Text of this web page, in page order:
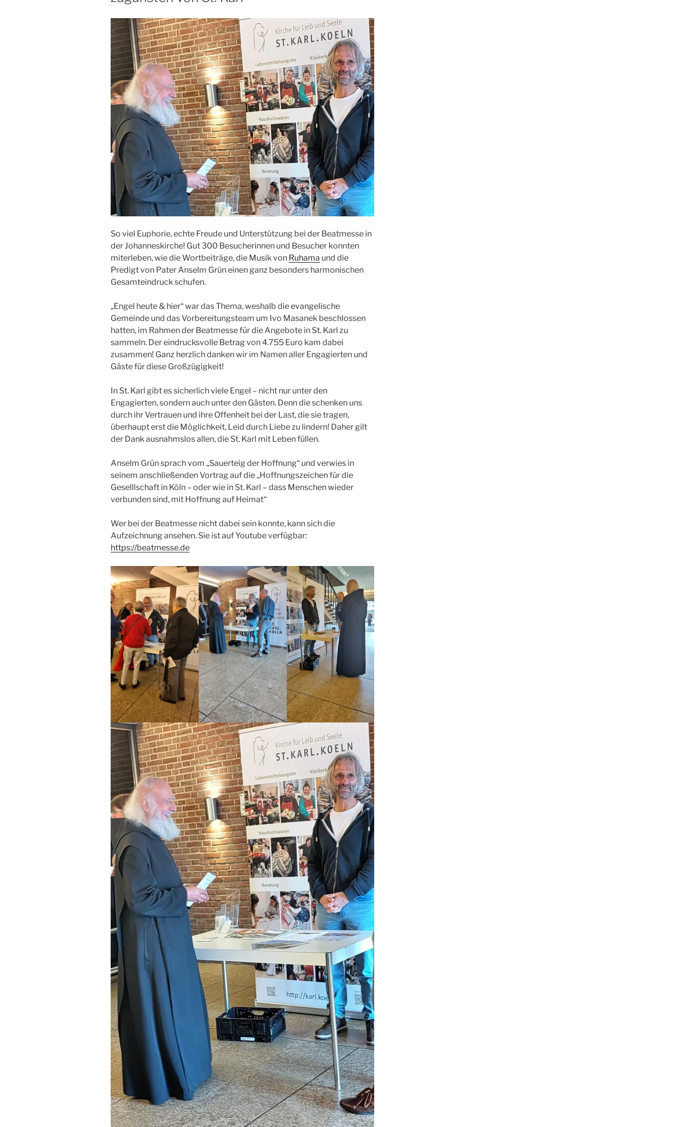
So viel Euphorie, echte Freude und Unterstützung bei der Beatmesse in
der Johanneskirche! Gut 300 Besucherinnen und Besucher konnten
miterleben, wie die Wortbeiträge, die Musik von Ruhama und die
Predigt von Pater Anselm Grün einen ganz besonders harmonischen
Gesamteindruck schufen.
„Engel heute & hier“ war das Thema, weshalb die evangelische
Gemeinde und das Vorbereitungsteam um Ivo Masanek beschlossen
hatten, im Rahmen der Beatmesse für die Angebote in St. Karl zu
sammeln. Der eindrucksvolle Betrag von 4.755 Euro kam dabei
zusammen! Ganz herzlich danken wir im Namen aller Engagierten und
Gäste für diese Großzügigkeit!
In St. Karl gibt es sicherlich viele Engel – nicht nur unter den
Engagierten, sondern auch unter den Gästen. Denn die schenken uns
durch ihr Vertrauen und ihre Offenheit bei der Last, die sie tragen,
überhaupt erst die Möglichkeit, Leid durch Liebe zu lindern! Daher gilt
der Dank ausnahmslos allen, die St. Karl mit Leben füllen.
Anselm Grün sprach vom „Sauerteig der Hoffnung“ und verwies in
seinem anschließenden Vortrag auf die „Hoffnungszeichen für die
Geselllschaft in Köln – oder wie in St. Karl – dass Menschen wieder
verbunden sind, mit Hoffnung auf Heimat“
Wer bei der Beatmesse nicht dabei sein konnte, kann sich die
Aufzeichnung ansehen. Sie ist auf Youtube verfügbar:
https://beatmesse.de